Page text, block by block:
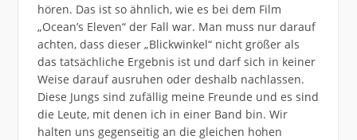
hören. Das ist so ähnlich, wie es bei dem Film
„Ocean’s Eleven“ der Fall war. Man muss nur darauf
achten, dass dieser „Blickwinkel“ nicht größer als
das tatsächliche Ergebnis ist und darf sich in keiner
Weise darauf ausruhen oder deshalb nachlassen.
Diese Jungs sind zufällig meine Freunde und es sind
die Leute, mit denen ich in einer Band bin. Wir
halten uns gegenseitig an die gleichen hohen